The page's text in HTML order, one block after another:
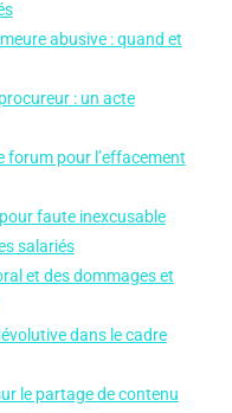
abusive : quand et
: un acte
forum pour l’effacement
faute inexcusable
salariés
et des dommages et
dans le cadre
le partage de contenu